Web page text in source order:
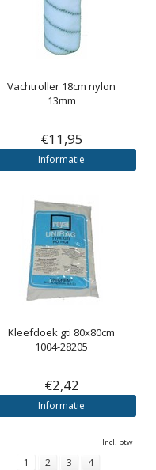
Vachtroller 18cm nylon
13mm
€11,95
Informatie
Kleefdoek gti 80x80cm
1004-28205
€2,42
Informatie
Incl. btw
1 2 3
4